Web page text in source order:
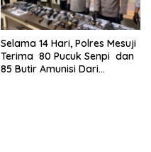
Selama 14 Hari, Polres Mesuji
Terima 80 Pucuk Senpi dan
85 Butir Amunisi Dari